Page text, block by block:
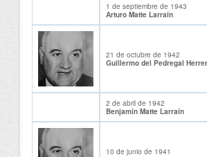
1 de septiembre de 1943
Arturo Matte Larraín
21 de octubre de 1942
Guillermo del Pedregal
2 de abril de 1942
Benjamín Matte Larraín
10 de junio de 1941